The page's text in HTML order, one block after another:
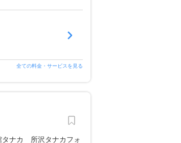
全ての料金・サービスを見る